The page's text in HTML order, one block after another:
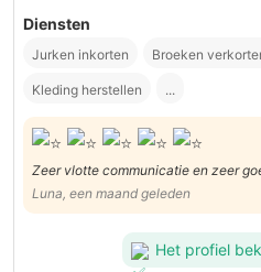
Diensten
Jurken inkorten Broeken
Kleding herstellen ...
Zeer vlotte communicatie en zeer
lang op 6 broeken moeten wachten
Dank je wel Minah!
Luna, een maand geleden
Het profiel